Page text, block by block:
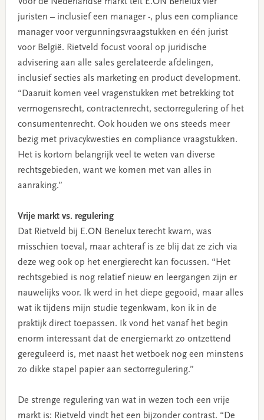
juristen – inclusief een manager -, plus een compliance
manager voor vergunningsvraagstukken en één jurist
voor België. Rietveld focust vooral op juridische
advisering aan alle sales gerelateerde afdelingen,
inclusief secties als marketing en product development.
“Daaruit komen veel vragenstukken met betrekking tot
vermogensrecht, contractenrecht, sectorregulering of het
consumentenrecht. Ook houden we ons steeds meer
bezig met privacykwesties en compliance vraagstukken.
Het is kortom belangrijk veel te weten van diverse
rechtsgebieden, want we komen met van alles in
aanraking.”
Vrije markt vs. regulering
Dat Rietveld bij E.ON Benelux terecht kwam, was
misschien toeval, maar achteraf is ze blij dat ze zich via
deze weg ook op het energierecht kan focussen. “Het
rechtsgebied is nog relatief nieuw en leergangen zijn er
nauwelijks voor. Ik werd in het diepe gegooid, maar alles
wat ik tijdens mijn studie tegenkwam, kon ik in de
praktijk direct toepassen. Ik vond het vanaf het begin
enorm interessant dat de energiemarkt zo ontzettend
gereguleerd is, met naast het wetboek nog een minstens
zo dikke stapel papier aan sectorregulering.”
De strenge regulering van wat in wezen toch een vrije
markt is: Rietveld vindt het een bijzonder contrast. “De